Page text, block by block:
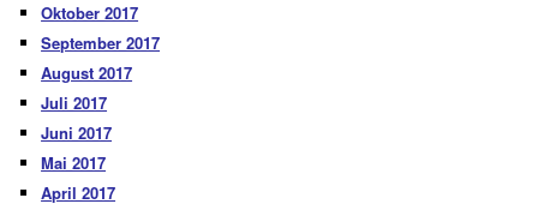
Oktober 2017
September 2017
August 2017
Juli 2017
Juni 2017
Mai 2017
April 2017